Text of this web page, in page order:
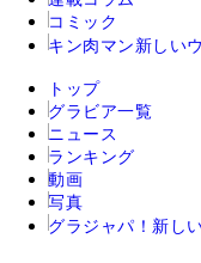
コミック
キン肉マン 新しい
トップ
グラビア一覧
ニュース
ランキング
動画
写真
グラジャパ！ 新し